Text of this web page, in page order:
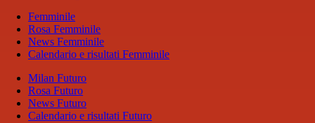
Femminile
Rosa Femminile
News Femminile
Calendario e risultati Femminile
Milan Futuro
Rosa Futuro
News Futuro
Calendario e risultati Futuro